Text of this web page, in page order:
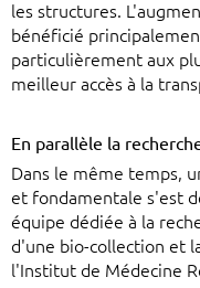
les structures.
bénéficié
particulièrement aux
meilleur accès à la
En parallèle la
Dans le même temps,
et fondamentale s'est
équipe dédiée à la
d'une bio-collection et
l'Institut de Médecine